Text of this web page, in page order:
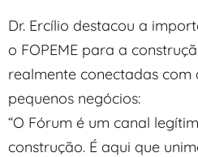
Dr. Ercílio destacou a
o FOPEME para a
realmente conectadas com
pequenos negócios:
“O Fórum é um canal
construção. É aqui que